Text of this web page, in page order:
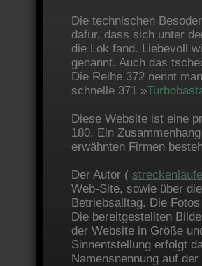
Die technischen
dafür, dass sich unter
die Lok fand. Liebevoll
genannt. Auch das
Die Reihe 372 nennt
schnelle 371 »
Diese Website ist eine
180. Ein
erwähnten Firmen
Der Autor (
Web-Site, sowie über
Betriebsalltag. Die
Die bereitgestellten
der Website in Größe
Sinnentstellung erfolgt
Namensnennung auf der